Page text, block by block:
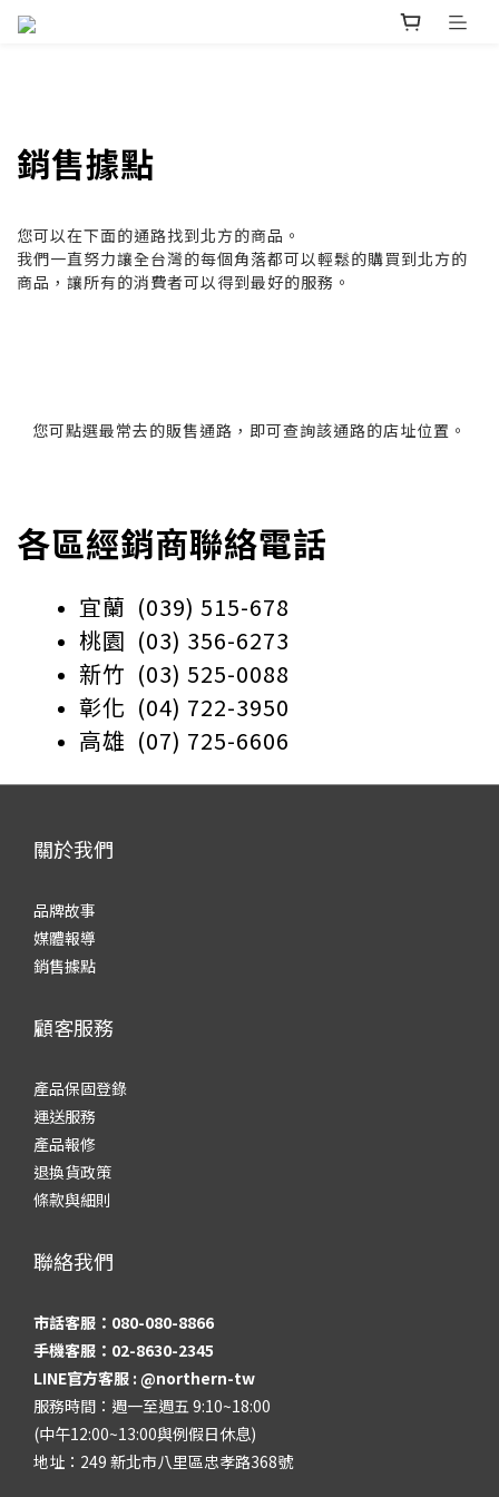
銷售據點
您可以在下面的通路找到北方的商品。
我們一直努力讓全台灣的每個角落都可以輕鬆的購買到北方的
商品，讓所有的消費者可以得到最好的服務。
您可點選最常去的販售通路，即可查詢該通路的店址位置。
各區經銷商聯絡電話
宜蘭 (039) 515-678
桃園 (03) 356-6273
新竹 (03) 525-0088
彰化 (04) 722-3950
高雄 (07) 725-6606
關於我們
品牌故事
媒體報導
銷售據點
顧客服務
產品保固登錄
運送服務
產品報修
退換貨政策
條款與細則
聯絡我們
市話客服：080-080-8866
手機客服：02-8630-2345
LINE官方客服 : @northern-tw
服務時間：週一至週五 9:10~18:00
(中午12:00~13:00與例假日休息)
地址：249 新北市八里區忠孝路368號